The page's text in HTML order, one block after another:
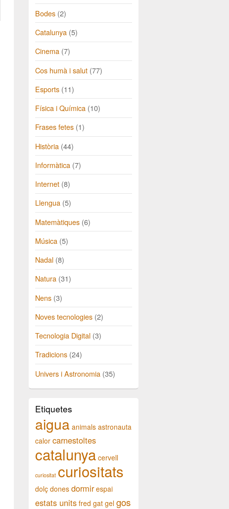
Bodes(2)
Catalunya(5)
Cinema(7)
Cos humà i salut(77)
Esports(11)
Física i Química(10)
Frases fetes(1)
Història(44)
Informàtica(7)
Internet(8)
Llengua(5)
Matemàtiques(6)
Música(5)
Nadal(8)
Natura(31)
Nens(3)
Noves tecnologies(2)
Tecnologia Digital(3)
Tradicions(24)
Univers i Astronomia(35)
Etiquetes
aigua animals astronauta
calor carnestoltes
catalunya cervell
curiositat curiositats
dolç dones dormir espai
estats units fred gat gel gos